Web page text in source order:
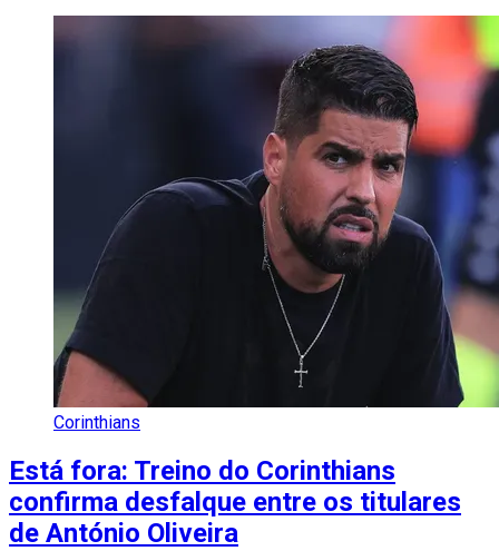
Corinthians
Está fora: Treino do Corinthians
confirma desfalque entre os titulares
de António Oliveira